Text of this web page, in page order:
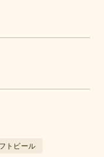
トビール